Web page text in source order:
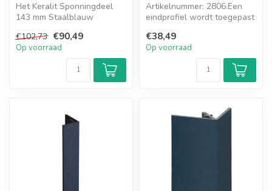
Het Keralit Sponningdeel
143 mm Staalblauw
uitstraling me...
€102,73 €90,49
Op voorraad
Artikelnummer: 2806.Een
eindprofiel wordt toegepast
€38,49
Op voorraad